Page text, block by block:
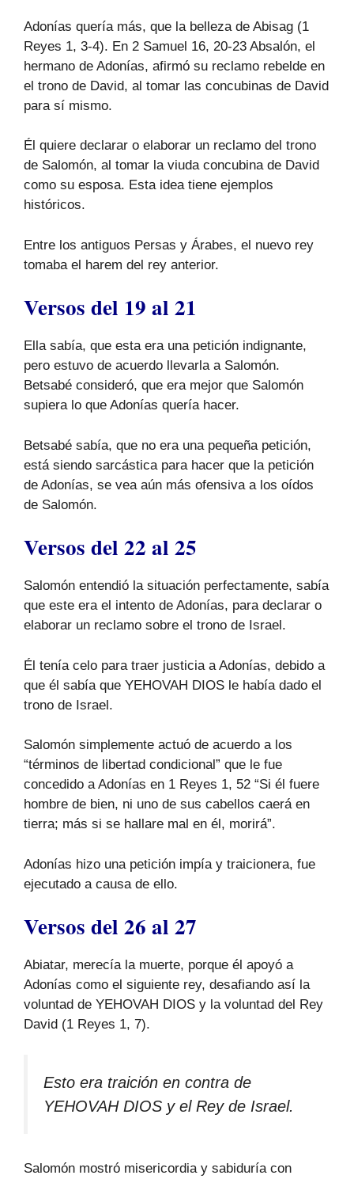
Adonías quería más, que la belleza de Abisag (1
Reyes 1, 3-4). En 2 Samuel 16, 20-23 Absalón, el
hermano de Adonías, afirmó su reclamo rebelde en
el trono de David, al tomar las concubinas de David
para sí mismo.
Él quiere declarar o elaborar un reclamo del trono
de Salomón, al tomar la viuda concubina de David
como su esposa. Esta idea tiene ejemplos
históricos.
Entre los antiguos Persas y Árabes, el nuevo rey
tomaba el harem del rey anterior.
Versos del 19 al 21
Ella sabía, que esta era una petición indignante,
pero estuvo de acuerdo llevarla a Salomón.
Betsabé consideró, que era mejor que Salomón
supiera lo que Adonías quería hacer.
Betsabé sabía, que no era una pequeña petición,
está siendo sarcástica para hacer que la petición
de Adonías, se vea aún más ofensiva a los oídos
de Salomón.
Versos del 22 al 25
Salomón entendió la situación perfectamente, sabía
que este era el intento de Adonías, para declarar o
elaborar un reclamo sobre el trono de Israel.
Él tenía celo para traer justicia a Adonías, debido a
que él sabía que YEHOVAH DIOS le había dado el
trono de Israel.
Salomón simplemente actuó de acuerdo a los
“términos de libertad condicional” que le fue
concedido a Adonías en 1 Reyes 1, 52 “Si él fuere
hombre de bien, ni uno de sus cabellos caerá en
tierra; más si se hallare mal en él, morirá”.
Adonías hizo una petición impía y traicionera, fue
ejecutado a causa de ello.
Versos del 26 al 27
Abiatar, merecía la muerte, porque él apoyó a
Adonías como el siguiente rey, desafiando así la
voluntad de YEHOVAH DIOS y la voluntad del Rey
David (1 Reyes 1, 7).
Esto era traición en contra de
YEHOVAH DIOS y el Rey de Israel.
Salomón mostró misericordia y sabiduría con